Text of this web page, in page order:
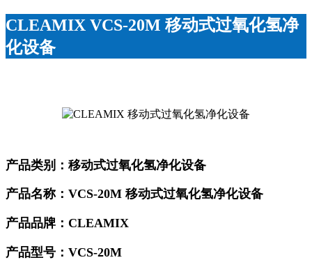
CLEAMIX VCS-20M 移动式过氧化氢净
化设备
产品类别：移动式过氧化氢净化设备
产品名称：VCS-20M 移动式过氧化氢净化设备
产品品牌：CLEAMIX
产品型号：VCS-20M